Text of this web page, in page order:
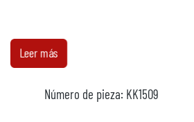
disponible
45
Leer más
Número de pieza: KK1509